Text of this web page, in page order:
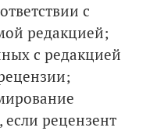
с
редакцией;
с редакцией
если рецензент